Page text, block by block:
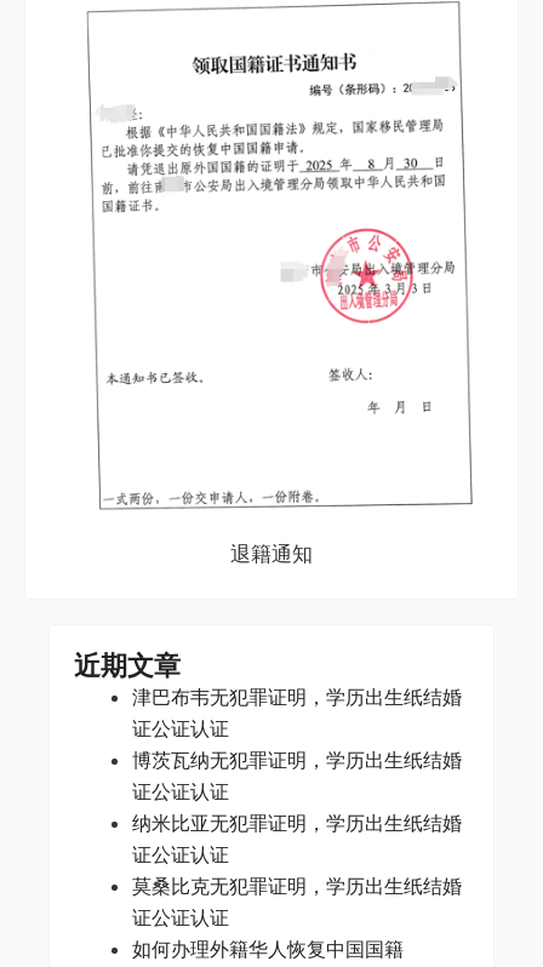
退籍通知
近期文章
津巴布韦无犯罪证明，学历出生纸结婚
证公证认证
博茨瓦纳无犯罪证明，学历出生纸结婚
证公证认证
纳米比亚无犯罪证明，学历出生纸结婚
证公证认证
莫桑比克无犯罪证明，学历出生纸结婚
证公证认证
如何办理外籍华人恢复中国国籍